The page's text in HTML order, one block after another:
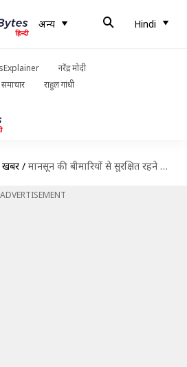
अन्य Hindi
नरेंद्र मोदी
राहुल गांधी
खबरें / मानसून की बीमारियों से सुरक्षित रहने के लिए रोजाना पिएं ये हर्बल चाय, मजबूत होगी इम्यूनिटी
ADVERTISEMENT